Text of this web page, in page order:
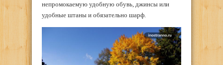
непромокаемую удобную обувь, джинсы или
удобные штаны и обязательно шарф.